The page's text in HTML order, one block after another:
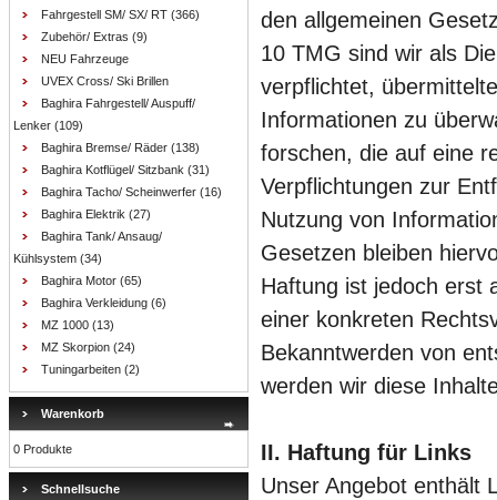
Fahrgestell SM/ SX/ RT (366)
Zubehör/ Extras (9)
NEU Fahrzeuge
UVEX Cross/ Ski Brillen
Baghira Fahrgestell/ Auspuff/
Lenker (109)
Baghira Bremse/ Räder (138)
Baghira Kotflügel/ Sitzbank (31)
Baghira Tacho/ Scheinwerfer (16)
Baghira Elektrik (27)
Baghira Tank/ Ansaug/
Kühlsystem (34)
Baghira Motor (65)
Baghira Verkleidung (6)
MZ 1000 (13)
MZ Skorpion (24)
Tuningarbeiten (2)
Warenkorb
0 Produkte
Schnellsuche
den allgemeinen
10 TMG sind wir als
verpflichtet,
Informationen zu
forschen, die auf eine
Verpflichtungen zur
Nutzung von
Gesetzen bleiben
Haftung ist jedoch erst
einer konkreten
Bekanntwerden von
werden wir diese
II. Haftung für Links
Unser Angebot enthält